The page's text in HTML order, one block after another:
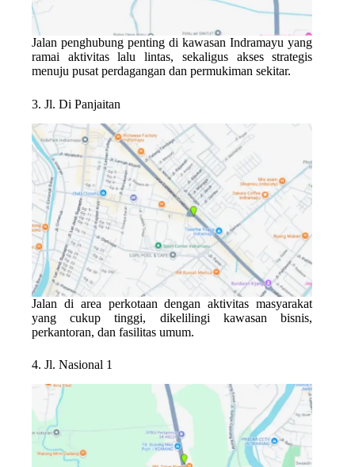
Jalan penghubung penting di kawasan Indramayu yang
ramai aktivitas lalu lintas, sekaligus akses strategis
menuju pusat perdagangan dan permukiman sekitar.
3. Jl. Di Panjaitan
Jalan di area perkotaan dengan aktivitas masyarakat
yang cukup tinggi, dikelilingi kawasan bisnis,
perkantoran, dan fasilitas umum.
4. Jl. Nasional 1